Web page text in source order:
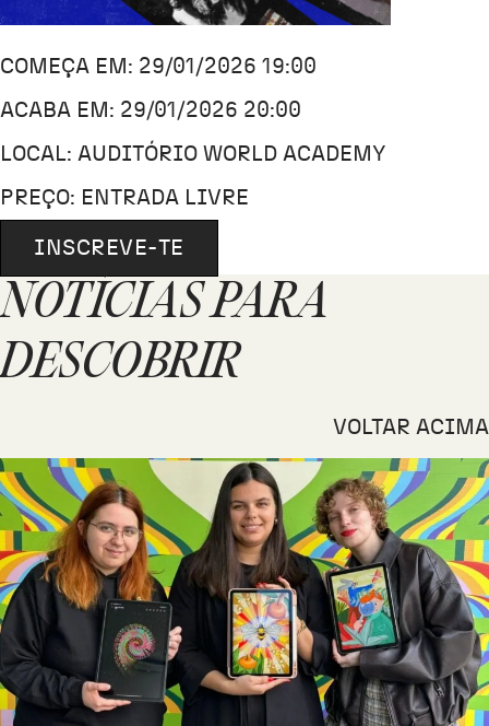
COMEÇA EM: 29/01/2026 19:00
ACABA EM: 29/01/2026 20:00
LOCAL: AUDITÓRIO WORLD ACADEMY
PREÇO: ENTRADA LIVRE
INSCREVE-TE
NOTÍCIAS PARA
DESCOBRIR
VOLTAR ACIMA